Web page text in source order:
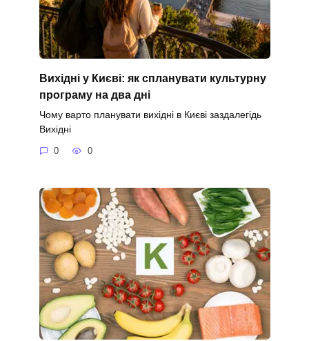
Вихідні у Києві: як спланувати культурну
програму на два дні
Чому варто планувати вихідні в Києві заздалегідь
Вихідні
0 0